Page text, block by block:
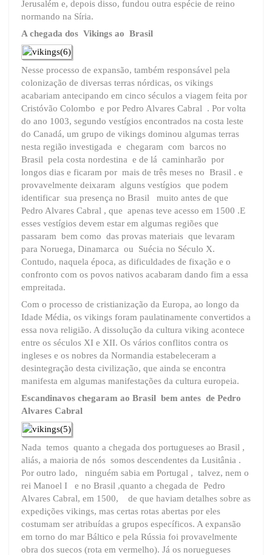
Jerusalém e, depois disso, fundou outra espécie de reino
normando na Síria.
A chegada dos Vikings ao Brasil
Nesse processo de expansão, também responsável pela
colonização de diversas terras nórdicas, os vikings
acabariam antecipando em cinco séculos a viagem feita por
Cristóvão Colombo e por Pedro Alvares Cabral . Por volta
do ano 1003, segundo vestígios encontrados na costa leste
do Canadá, um grupo de vikings dominou algumas terras
nesta região investigada e chegaram com barcos no
Brasil pela costa nordestina e de lá caminharão por
longos dias e ficaram por mais de três meses no Brasil . e
provavelmente deixaram alguns vestígios que podem
identificar sua presença no Brasil muito antes de que
Pedro Alvares Cabral , que apenas teve acesso em 1500 .E
esses vestígios devem estar em algumas regiões que
passaram bem como das provas materiais que levaram
para Noruega, Dinamarca ou Suécia no Século X.
Contudo, naquela época, as dificuldades de fixação e o
confronto com os povos nativos acabaram dando fim a essa
empreitada.
Com o processo de cristianização da Europa, ao longo da
Idade Média, os vikings foram paulatinamente convertidos a
essa nova religião. A dissolução da cultura viking acontece
entre os séculos XI e XII. Os vários conflitos contra os
ingleses e os nobres da Normandia estabeleceram a
desintegração desta civilização, que ainda se encontra
manifesta em algumas manifestações da cultura europeia.
Escandinavos chegaram ao Brasil bem antes de Pedro
Alvares Cabral
Nada temos quanto a chegada dos portugueses ao Brasil ,
aliás, a maioria de nós somos descendentes da Lusitânia .
Por outro lado, ninguém sabia em Portugal , talvez, nem o
rei Manoel I e no Brasil ,quanto a chegada de Pedro
Alvares Cabral, em 1500, de que haviam detalhes sobre as
expedições vikings, mas certas rotas abertas por eles
costumam ser atribuídas a grupos específicos. A expansão
em torno do mar Báltico e pela Rússia foi provavelmente
obra dos suecos (rota em vermelho). Já os noruegueses